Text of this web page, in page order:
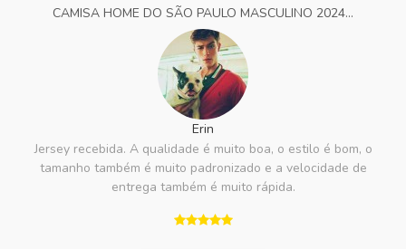
CAMISA HOME DO SÃO PAULO MASCULINO 2024...
Erin
Jersey recebida. A qualidade é muito boa, o estilo é bom, o
tamanho também é muito padronizado e a velocidade de
entrega também é muito rápida.